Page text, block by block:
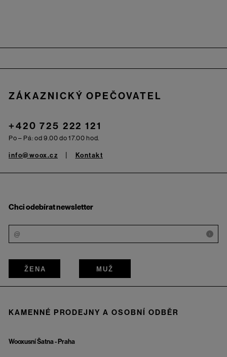
ZÁKAZNICKÝ OPEČOVATEL
+420 725 222 121
Po – Pá: od 9.00 do 17.00 hod.
info@woox.cz Kontakt
Chci odebírat newsletter
i
ŽENA MUŽ
KAMENNÉ PRODEJNY A OSOBNÍ ODBĚR
Wooxusní Šatna - Praha